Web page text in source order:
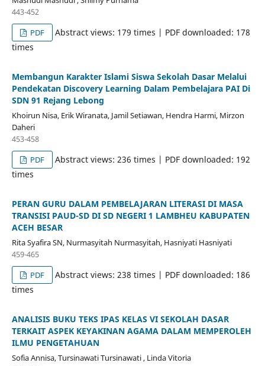
443-452
PDF
Abstract views: 179 times | PDF downloaded: 178
times
Membangun Karakter Islami Siswa Sekolah Dasar Melalui
Pendekatan Discovery Learning Dalam Pembelajara PAI Di
SDN 91 Rejang Lebong
Khoirun Nisa, Erik Wiranata, Jamil Setiawan, Hendra Harmi, Mirzon
Daheri
453-458
PDF
Abstract views: 236 times | PDF downloaded: 192
times
PERAN GURU DALAM PEMBELAJARAN LITERASI DI MASA
TRANSISI PAUD-SD DI SD NEGERI 1 LAMBHEU KABUPATEN
ACEH BESAR
Rita Syafira SN, Nurmasyitah Nurmasyitah, Hasniyati Hasniyati
459-465
PDF
Abstract views: 238 times | PDF downloaded: 186
times
ANALISIS BUKU TEKS IPAS KELAS VI SEKOLAH DASAR
TERKAIT ASPEK KEYAKINAN AGAMA DALAM MEMPEROLEH
ILMU PENGETAHUAN
Sofia Annisa, Tursinawati Tursinawati , Linda Vitoria